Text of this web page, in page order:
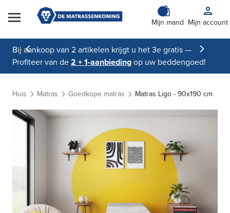
Skip to Content
Mijn mand Mijn account
Bij aankoop van 2 artikelen krijgt u het 3e gratis —
Profiteer van de2 + 1-aanbiedingop uw beddengoed!
Huis Matras Goedkope matras Matras Ligo - 90x190 cm